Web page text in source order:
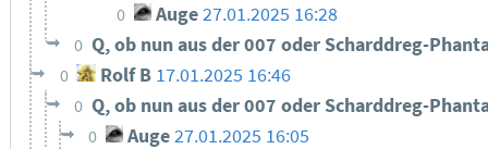
0 Auge27.01.2025 16:28
0 Q, ob nun aus der 007 oder Scharddreg-
0 Rolf B 17.01.2025 16:46
0 Q, ob nun aus der 007 oder Scharddreg-
0 Auge27.01.2025 16:05